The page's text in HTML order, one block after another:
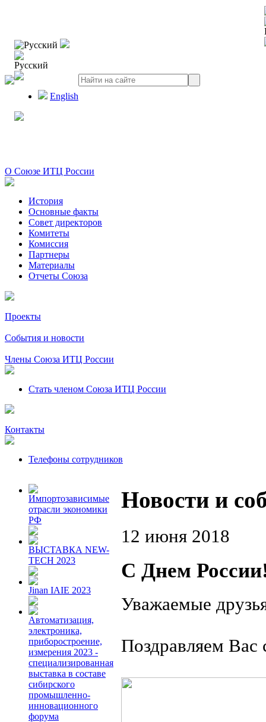
Русский
Русский
English
О Союзе ИТЦ России
История
Основные факты
Совет директоров
Комитеты
Комиссия
Партнеры
Материалы
Отчеты Союза
Проекты
События и новости
Члены Союза ИТЦ России
Стать членом Союза ИТЦ России
Контакты
Телефоны сотрудников
Импортозависимые
отрасли экономики
РФ
ВЫСТАВКА NEW-
TECH 2023
Jinan IAIE 2023
Автоматизация,
электроника,
приборостроение,
измерения 2023 -
специализированная
выставка в составе
сибирского
промышленно-
инновационного
форума
Новости и
12 июня 2018
С Днем
Уважаемые
Поздравляем